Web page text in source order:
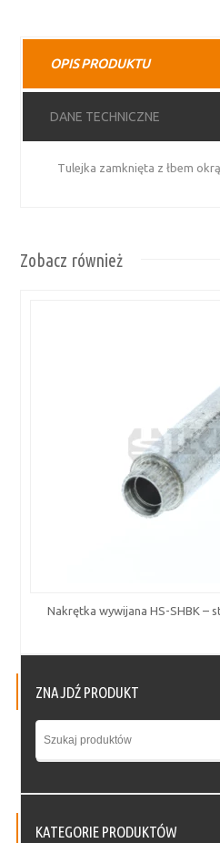
A4
OPIS PRODUKTU
DANE TECHNICZNE
Tulejka zamknięta z łbem
Zobacz również
Nakrętka wywijana HS-SHBK –
ZNAJDŹ PRODUKT
KATEGORIE PRODUKTÓW